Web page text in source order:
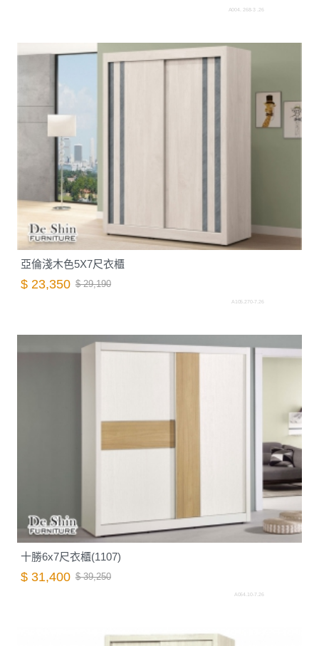
A004. 268-3 .26
亞倫淺木色5X7尺衣櫃
$ 23,350 $ 29,190
A105.270-7.26
十勝6x7尺衣櫃(1107)
$ 31,400 $ 39,250
A064.10-7.26